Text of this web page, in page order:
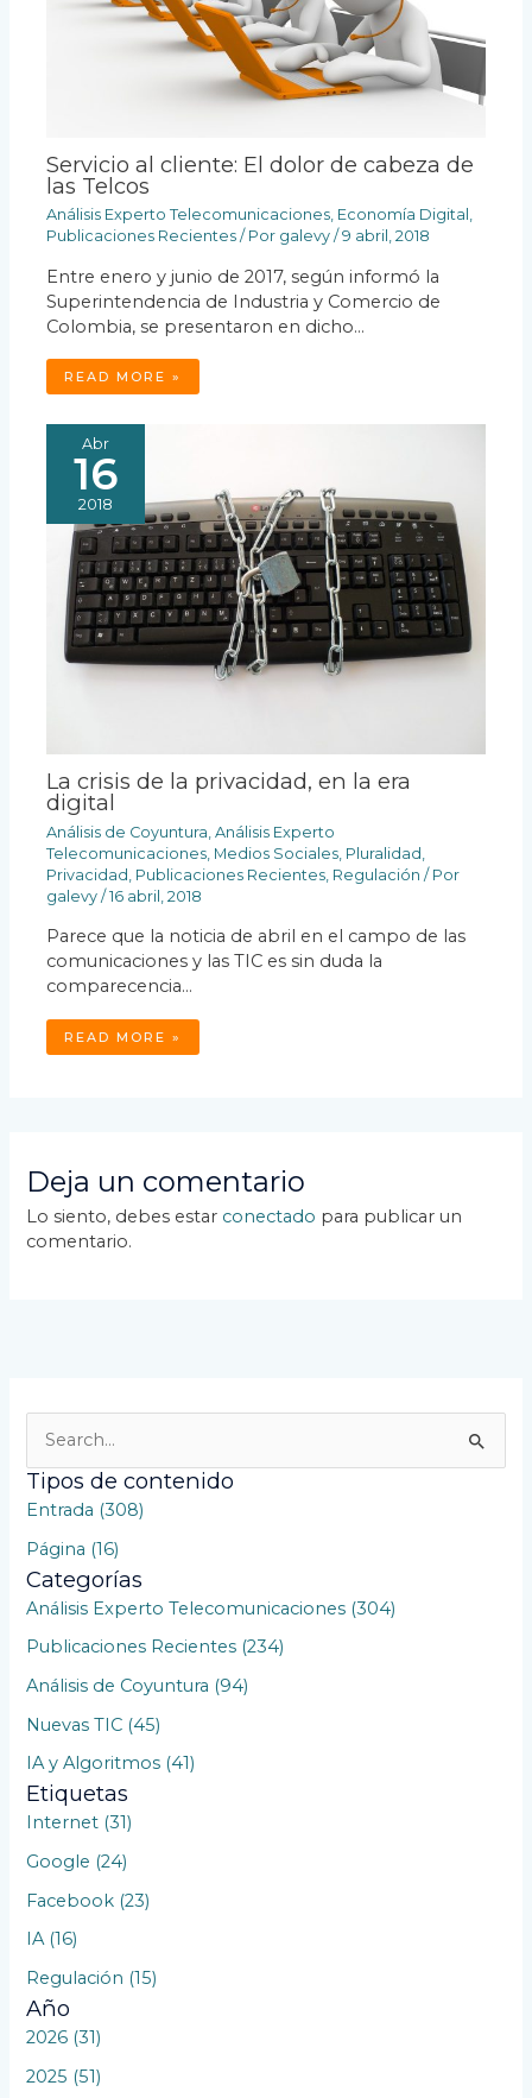
Servicio al cliente: El dolor de cabeza de
las Telcos
Análisis Experto Telecomunicaciones, Economía Digital ,
Publicaciones Recientes / Por galevy/9 abril, 2018
Entre enero y junio de 2017, según informó la
Superintendencia de Industria y Comercio de
Colombia, se presentaron en dicho…
READ MORE »
Abr
16
2018
La crisis de la privacidad, en la era
digital
Análisis de Coyuntura ,Análisis Experto
Telecomunicaciones Medios Sociales Pluralidad
Privacidad Publicaciones Recientes Regulación / Por
galevy/16 abril, 2018
Parece que la noticia de abril en el campo de las
comunicaciones y las TIC es sin duda la
comparecencia…
READ MORE »
Deja un comentario
Lo siento, debes estar conectado para publicar un
comentario.
u
r
p
:
Tipos de contenido
Entrada (308)
Página (16)
Categorías
Análisis Experto Telecomunicaciones (304)
Publicaciones Recientes (234)
Análisis de Coyuntura (94)
Nuevas TIC (45)
IA y Algoritmos (41)
Etiquetas
Internet (31)
Google (24)
Facebook (23)
IA (16)
Regulación (15)
Año
2026 (31)
2025 (51)